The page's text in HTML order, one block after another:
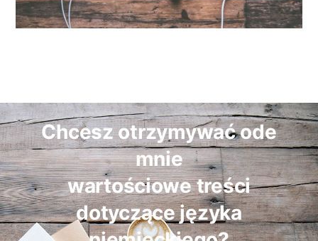
Chcesz otrzymywać ode
mnie
wartościowe treści
dotyczące języka